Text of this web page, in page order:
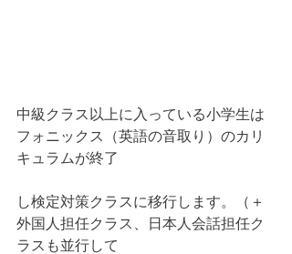
中級クラス以上に入っている小学生は
フォニックス（英語の音取り）のカリ
キュラムが終了
し検定対策クラスに移行します。（＋
外国人担任クラス、日本人会話担任ク
ラスも並行して